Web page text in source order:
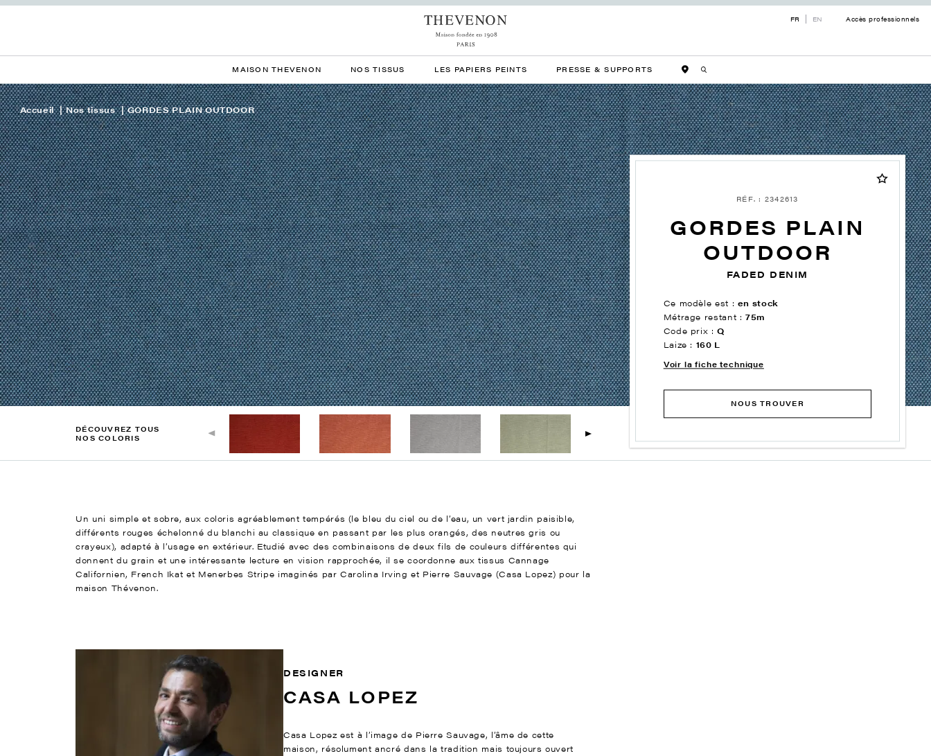
FR EN Accès professionnels
MAISON THEVENON NOS TISSUS LES PAPIERS PEINTS PRESSE & SUPPORTS
Accueil Nos tissus GORDES PLAIN OUTDOOR
RÉF. : 2342613
GORDES PLAIN
OUTDOOR
FADED DENIM
Ce modèle est : en stock
Métrage restant :75m
Code prix :Q
Laize : 160 L
Voir la fiche technique
NOUS TROUVER
DÉCOUVREZ TOUS
NOS COLORIS
Un uni simple et sobre, aux coloris agréablement tempérés (le bleu du ciel ou de l’eau, un vert jardin paisible,
différents rouges échelonné du blanchi au classique en passant par les plus orangés, des neutres gris ou
crayeux), adapté à l’usage en extérieur. Etudié avec des combinaisons de deux fils de couleurs différentes qui
donnent du grain et une intéressante lecture en vision rapprochée, il se coordonne aux tissus Cannage
Californien, French Ikat et Menerbes Stripe imaginés par Carolina Irving et Pierre Sauvage (Casa Lopez) pour la
maison Thévenon.
DESIGNER
CASA LOPEZ
Casa Lopez est à l’image de Pierre Sauvage, l’âme de cette
maison, résolument ancré dans la tradition mais toujours ouvert